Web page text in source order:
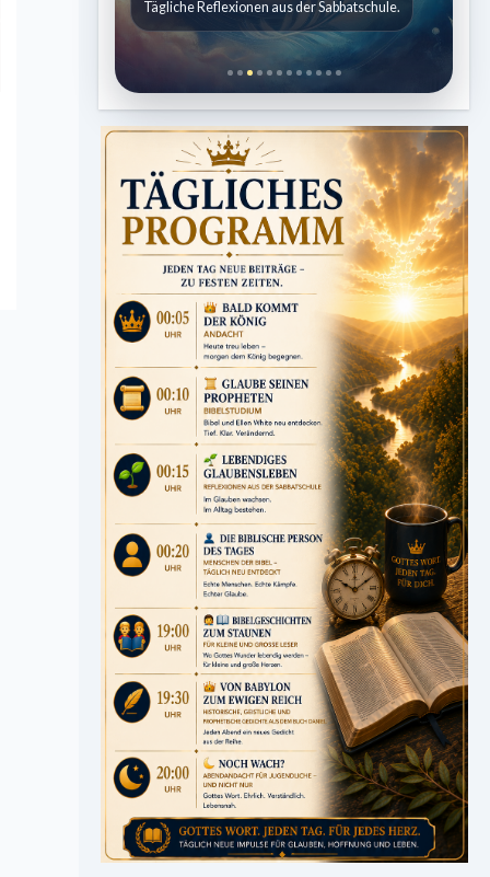
Tägliche Reflexionen aus der Sabbatschule.
Kindergeschichten für 7 bis 12 Jahre.